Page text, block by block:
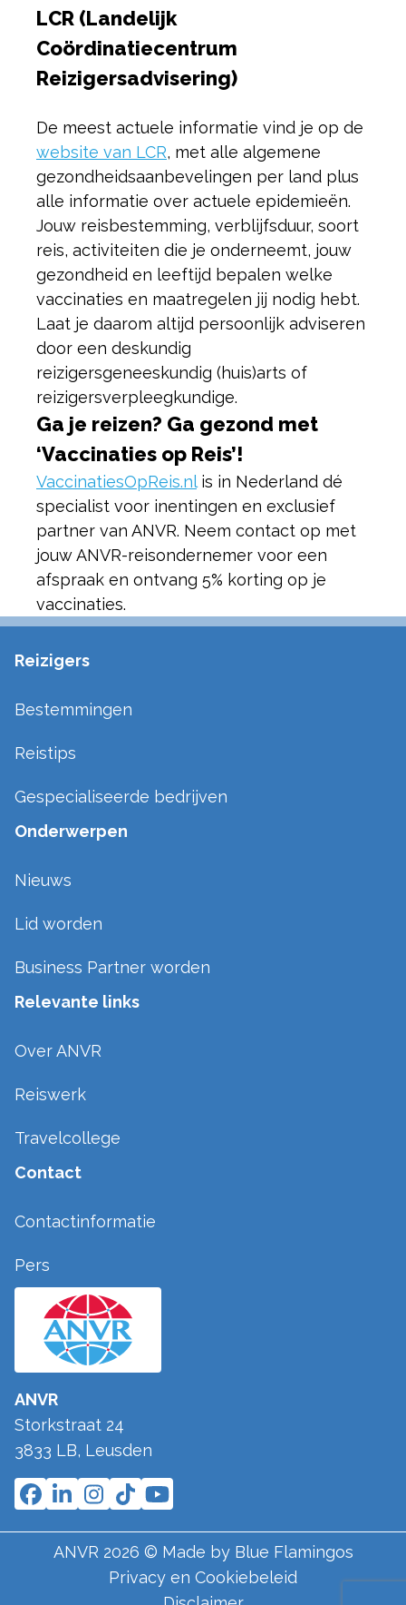
LCR (Landelijk
Coördinatiecentrum
Reizigersadvisering)
De meest actuele informatie vind je op de
website van LCR, met alle algemene
gezondheidsaanbevelingen per land plus
alle informatie over actuele epidemieën.
Jouw reisbestemming, verblijfsduur, soort
reis, activiteiten die je onderneemt, jouw
gezondheid en leeftijd bepalen welke
vaccinaties en maatregelen jij nodig hebt.
Laat je daarom altijd persoonlijk adviseren
door een deskundig
reizigersgeneeskundig (huis)arts of
reizigersverpleegkundige.
Ga je reizen? Ga gezond met
‘Vaccinaties op Reis’!
VaccinatiesOpReis.nl is in Nederland dé
specialist voor inentingen en exclusief
partner van ANVR. Neem contact op met
jouw ANVR-reisondernemer voor een
afspraak en ontvang 5% korting op je
vaccinaties.
ANVR
Storkstraat 24
3833 LB, Leusden
Reizigers
Bestemmingen
Reistips
Gespecialiseerde bedrijven
Onderwerpen
Nieuws
Lid worden
Business Partner worden
Relevante links
Over ANVR
Reiswerk
Travelcollege
Contact
Contactinformatie
Pers
ANVR 2026 © Made by Blue Flamingos
Privacy en Cookiebeleid